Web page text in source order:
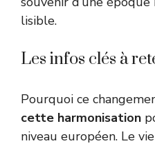
lisible.
Les infos clés à
Pourquoi ce
cette harmonisation
niveau européen. Le